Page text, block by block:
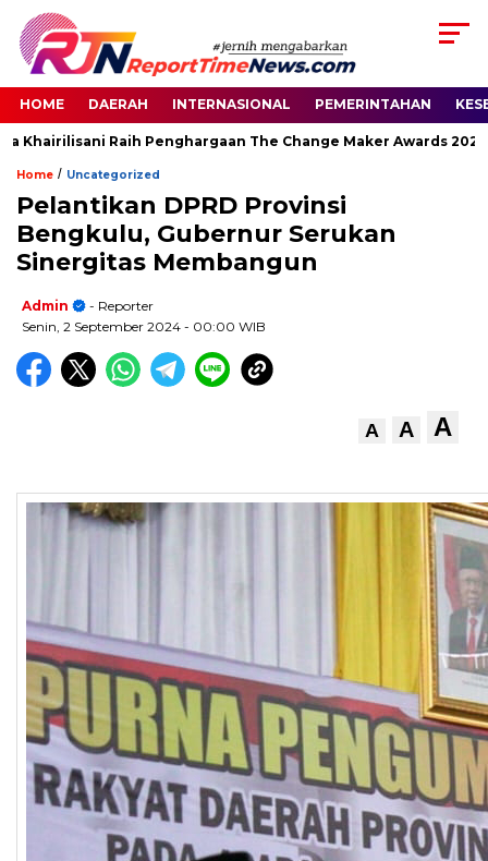
HOME DAERAH INTERNASIONAL PEMERINTAHAN
Raih Penghargaan The Change Maker Awards 2026
Home / Uncategorized
Pelantikan DPRD Provinsi
Bengkulu, Gubernur Serukan
Sinergitas Membangun
Admin
- Reporter
Senin, 2 September 2024 - 00:00 WIB
A A A